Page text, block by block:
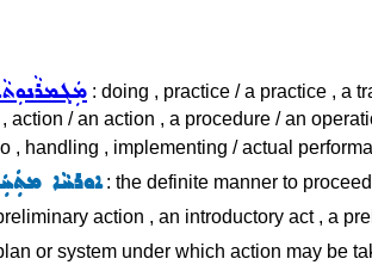
: doing , practice / a practice , a
/ an action , a procedure / an
, handling , implementing / actual
ܐܘܪܚܵܐ: the definite manner to
action , an introductory act , a
or system under which action may be